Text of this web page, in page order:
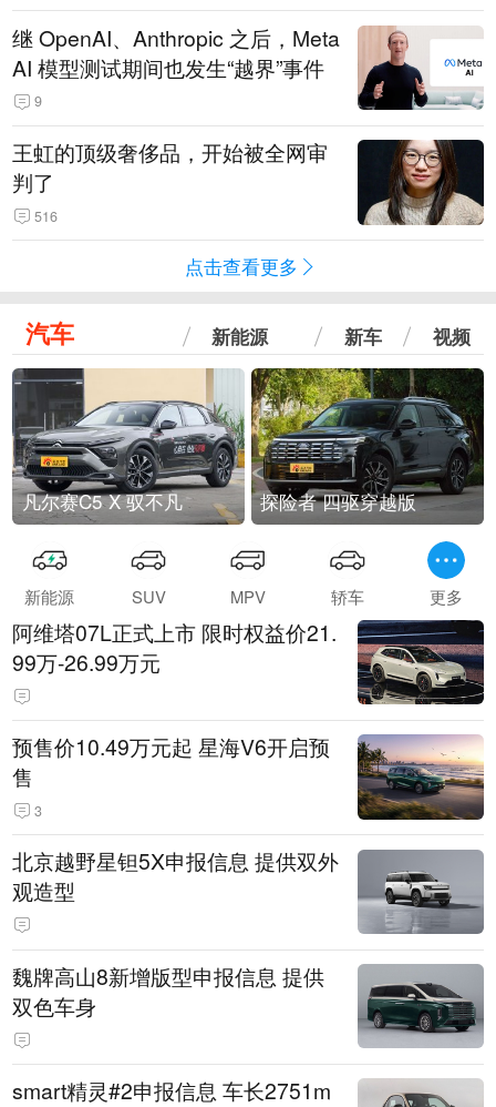
继 OpenAI、Anthropic 之后，Meta
AI 模型测试期间也发生“越界”事件
9
王虹的顶级奢侈品，开始被全网审
判了
516
点击查看更多
汽车 新能源 新车 视频
凡尔赛C5 X 驭不凡 探险者 四驱穿越版
新能源 SUV MPV 轿车 更多
阿维塔07L正式上市 限时权益价21.
99万-26.99万元
预售价10.49万元起 星海V6开启预
售
3
北京越野星钽5X申报信息 提供双外
观造型
魏牌高山8新增版型申报信息 提供
双色车身
smart精灵#2申报信息 车长2751m